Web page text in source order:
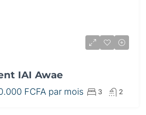
IAI Awae
FCFA par mois 3 2